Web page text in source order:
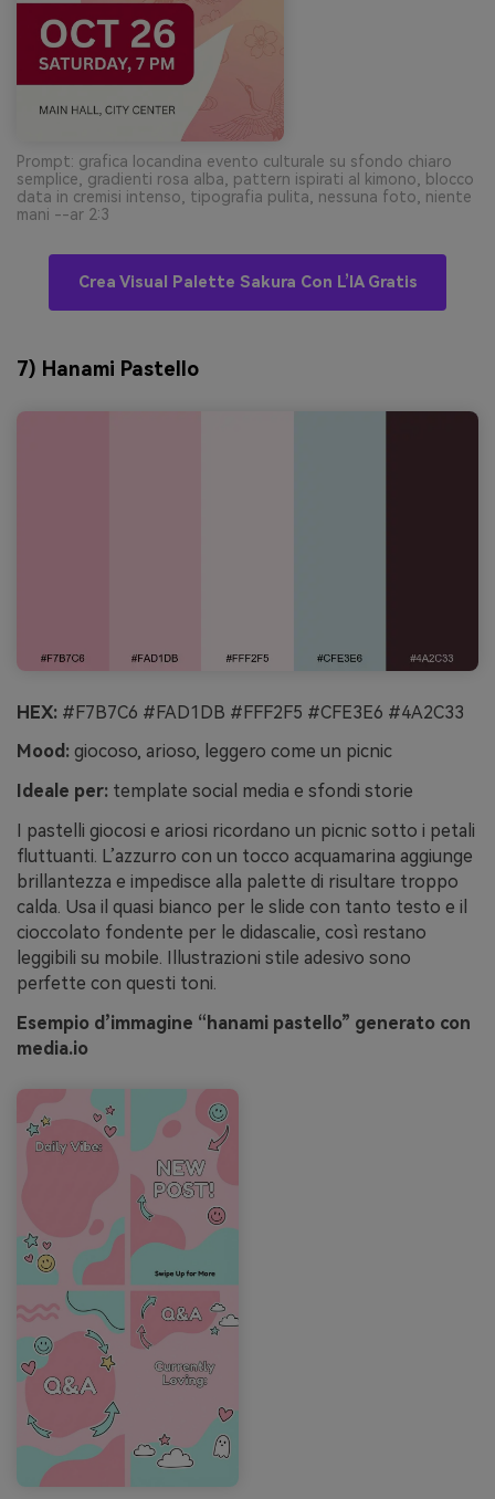
Prompt: grafica locandina evento culturale su sfondo chiaro
semplice, gradienti rosa alba, pattern ispirati al kimono, blocco
data in cremisi intenso, tipografia pulita, nessuna foto, niente
mani --ar 2:3
Crea Visual Palette Sakura Con L’IA Gratis
7) Hanami Pastello
HEX: #F7B7C6 #FAD1DB #FFF2F5 #CFE3E6 #4A2C33
Mood: giocoso, arioso, leggero come un picnic
Ideale per: template social media e sfondi storie
I pastelli giocosi e ariosi ricordano un picnic sotto i petali
fluttuanti. L’azzurro con un tocco acquamarina aggiunge
brillantezza e impedisce alla palette di risultare troppo
calda. Usa il quasi bianco per le slide con tanto testo e il
cioccolato fondente per le didascalie, così restano
leggibili su mobile. Illustrazioni stile adesivo sono
perfette con questi toni.
Esempio d’immagine “hanami pastello” generato con
media.io